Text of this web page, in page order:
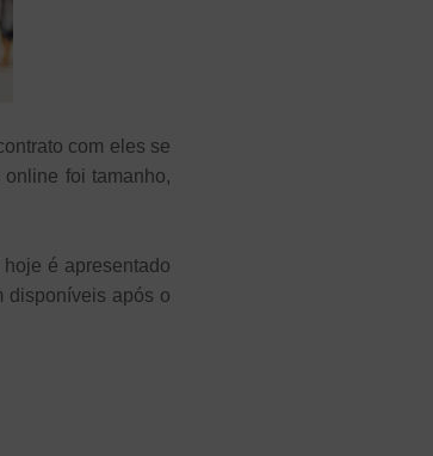
com eles se
foi tamanho,
é apresentado
disponíveis após o